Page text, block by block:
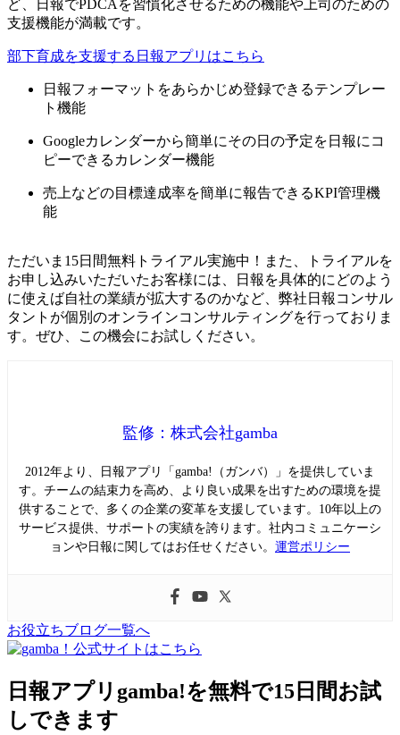
ど、日報でPDCAを習慣化させるための機能や上司のための
支援機能が満載です。
部下育成を支援する日報アプリはこちら
日報フォーマットをあらかじめ登録できるテンプレー
ト機能
Googleカレンダーから簡単にその日の予定を日報にコ
ピーできるカレンダー機能
売上などの目標達成率を簡単に報告できるKPI管理機
能
ただいま15日間無料トライアル実施中！また、トライアルを
お申し込みいただいたお客様には、日報を具体的にどのよう
に使えば自社の業績が拡大するのかなど、弊社日報コンサル
タントが個別のオンラインコンサルティングを行っておりま
す。ぜひ、この機会にお試しください。
監修：株式会社gamba
2012年より、日報アプリ「gamba!（ガンバ）」を提供していま
す。チームの結束力を高め、より良い成果を出すための環境を提
供することで、多くの企業の変革を支援しています。10年以上の
サービス提供、サポートの実績を誇ります。社内コミュニケーシ
ョンや日報に関してはお任せください。 運営ポリシー
お役立ちブログ一覧へ
日報アプリgamba!を無料で15日間お試
しできます